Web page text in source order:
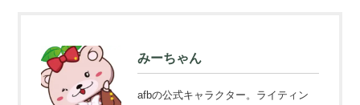
みーちゃん
afbの公式キャラクター。ライティン